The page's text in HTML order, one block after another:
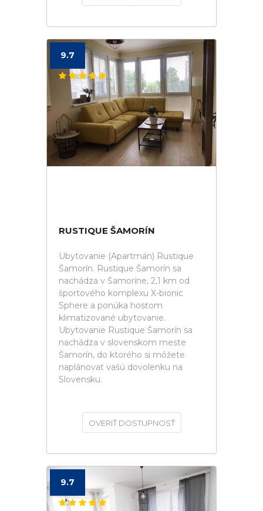
9.7
RUSTIQUE ŠAMORÍN
Ubytovanie (Apartmán) Rustique
Šamorín. Rustique Šamorín sa
nachádza v Šamoríne, 2,1 km od
športového komplexu X-bionic
Sphere a ponúka hosťom
klimatizované ubytovanie.
Ubytovanie Rustique Šamorín sa
nachádza v slovenskom meste
Šamorín, do ktorého si môžete
naplánovať vašú dovolenku na
Slovensku.
OVERIŤ DOSTUPNOSŤ
9.7